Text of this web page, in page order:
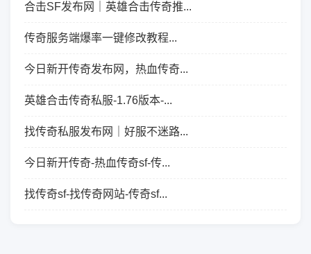
合击SF发布网｜英雄合击传奇推...
传奇服务端爆率一键修改教程...
今日新开传奇发布网，热血传奇...
英雄合击传奇私服-1.76版本-...
找传奇私服发布网｜好服不迷路...
今日新开传奇-热血传奇sf-传...
找传奇sf-找传奇网站-传奇sf...